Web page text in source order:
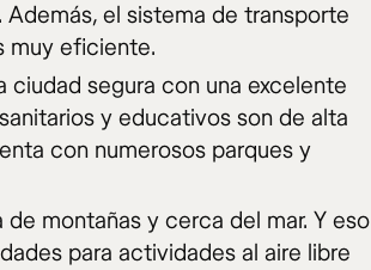
el sistema de transporte
muy eficiente.
ciudad segura con una excelente
y educativos son de alta
con numerosos parques y
de montañas y cerca del mar. Y eso
para actividades al aire libre